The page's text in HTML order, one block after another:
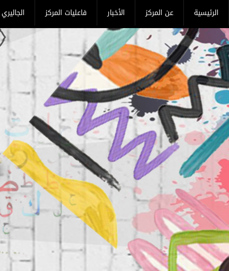
الجاليري فاعليات المركز الأخبار عن المركز الرئيسية